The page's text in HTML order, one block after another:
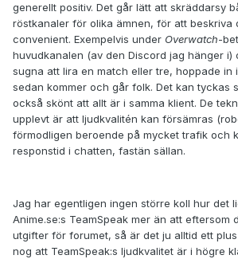
generellt positiv. Det går lätt att skräddarsy
röstkanaler för olika ämnen, för att beskriva
convenient. Exempelvis under Overwatch-
huvudkanalen (av den Discord jag hänger i)
sugna att lira en match eller tre, hoppade in
sedan kommer och går folk. Det kan tyckas
också skönt att allt är i samma klient. De
upplevt är att ljudkvalitén kan försämras
förmodligen beroende på mycket trafik och
responstid i chatten, fastän sällan.
Jag har egentligen ingen större koll hur det
Anime.se:s TeamSpeak mer än att eftersom
utgifter för forumet, så är det ju alltid ett
nog att TeamSpeak:s ljudkvalitet är i högre